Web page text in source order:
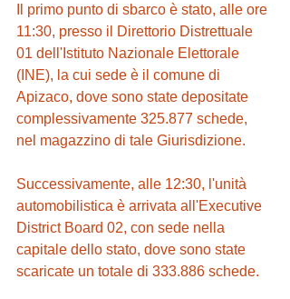
Il primo punto di sbarco è stato, alle ore
11:30, presso il Direttorio Distrettuale
01 dell'Istituto Nazionale Elettorale
(INE), la cui sede è il comune di
Apizaco, dove sono state depositate
complessivamente 325.877 schede,
nel magazzino di tale Giurisdizione.
Successivamente, alle 12:30, l'unità
automobilistica è arrivata all'Executive
District Board 02, con sede nella
capitale dello stato, dove sono state
scaricate un totale di 333.886 schede.